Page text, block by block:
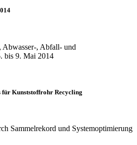
Abwasser-, Abfall- und
bis 9. Mai 2014
Kunststoffrohr Recycling
Sammelrekord und Systemoptimierung